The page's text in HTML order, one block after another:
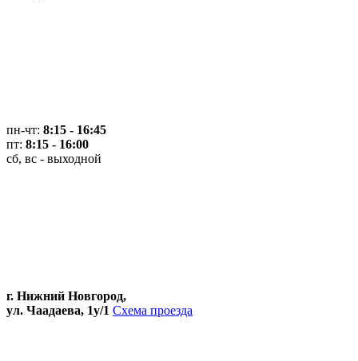
пн-чт: 8:15 - 16:45
пт: 8:15 - 16:00
сб, вс - выходной
г. Нижний Новгород,
ул. Чаадаева, 1у/1 Схема проезда